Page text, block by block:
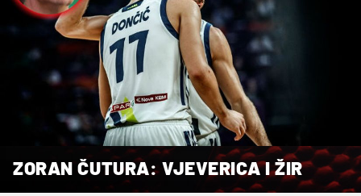
ZORAN ČUTURA: VJEVERICA I ŽIR